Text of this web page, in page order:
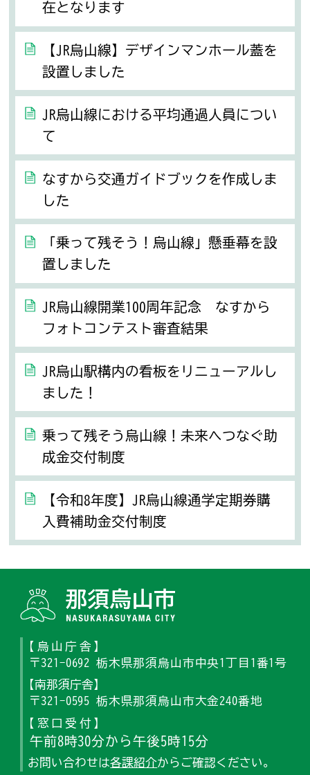
在となります
【JR烏山線】デザインマンホール蓋を
設置しました
JR烏山線における平均通過人員につい
て
なすから交通ガイドブックを作成しま
した
「乗って残そう！烏山線」懸垂幕を設
置しました
JR烏山線開業100周年記念 なすから
フォトコンテスト審査結果
JR烏山駅構内の看板をリニューアルし
ました！
乗って残そう烏山線！未来へつなぐ助
成金交付制度
【令和8年度】JR烏山線通学定期券購
入費補助金交付制度
【烏山庁舎】
〒321-0692 栃木県那須烏山市中央1丁目1番1号
【南那須庁舎】
〒321-0595 栃木県那須烏山市大金240番地
【窓口受付】
午前8時30分から午後5時15分
お問い合わせは各課紹介からご確認ください。